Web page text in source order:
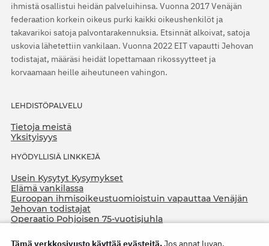
ihmistä osallistui heidän palveluihinsa. Vuonna 2017 Venäjän
federaation korkein oikeus purki kaikki oikeushenkilöt ja
takavarikoi satoja palvontarakennuksia. Etsinnät alkoivat, satoja
uskovia lähetettiin vankilaan. Vuonna 2022 EIT vapautti Jehovan
todistajat, määräsi heidät lopettamaan rikossyytteet ja
korvaamaan heille aiheutuneen vahingon.
LEHDISTÖPALVELU
Tietoja meistä
Yksityisyys
HYÖDYLLISIÄ LINKKEJÄ
Usein Kysytyt Kysymykset
Elämä vankilassa
Euroopan ihmisoikeustuomioistuin vapauttaa Venäjän
Jehovan todistajat
Operaatio Pohjoisen 75-vuotisjuhla
Tämä verkkosivusto käyttää evästeitä.Jos annat luvan,